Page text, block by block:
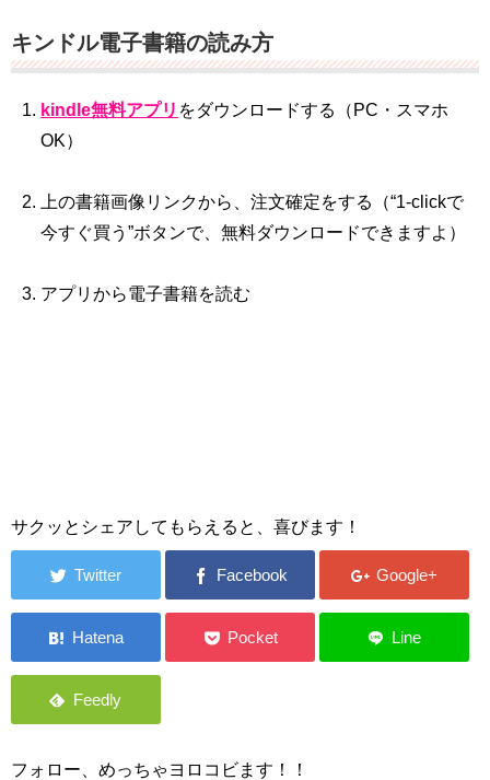
キンドル電子書籍の読み方
kindle無料アプリ をダウンロードする（PC・スマホ
OK）
上の書籍画像リンクから、注文確定をする（“1‐clickで
今すぐ買う”ボタンで、無料ダウンロードできますよ）
アプリから電子書籍を読む
サクッとシェアしてもらえると、喜びます！
フォロー、めっちゃヨロコビます！！